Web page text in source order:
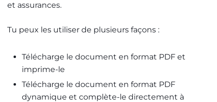
et assurances.
Tu peux les utiliser de plusieurs façons :
Télécharge le document en format PDF et
imprime-le
Télécharge le document en format PDF
dynamique et complète-le directement à